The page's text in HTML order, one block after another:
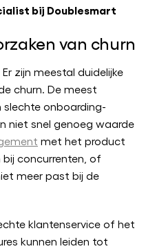
bij Doublesmart
van churn
zijn meestal duidelijke
churn. De meest
slechte onboarding-
niet snel genoeg waarde
met het product
concurrenten, of
meer past bij de
klantenservice of het
kunnen leiden tot